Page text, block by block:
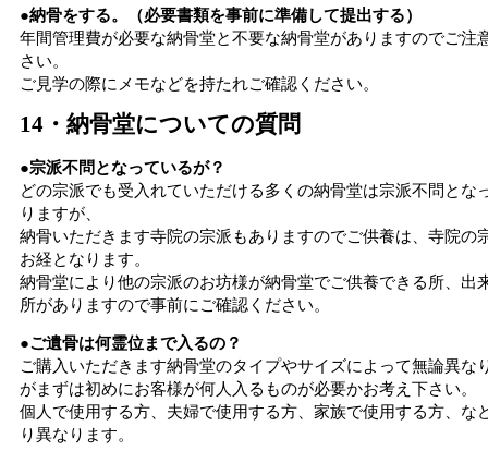
●納骨をする。（必要書類を事前に準備して提出する）
年間管理費が必要な納骨堂と不要な納骨堂がありますのでご注
さい。
ご見学の際にメモなどを持たれご確認ください。
14・納骨堂についての質問
●宗派不問となっているが？
どの宗派でも受入れていただける多くの納骨堂は宗派不問とな
りますが、
納骨いただきます寺院の宗派もありますのでご供養は、寺院の
お経となります。
納骨堂により他の宗派のお坊様が納骨堂でご供養できる所、出
所がありますので事前にご確認ください。
●ご遺骨は何霊位まで入るの？
ご購入いただきます納骨堂のタイプやサイズによって無論異な
がまずは初めにお客様が何人入るものが必要かお考え下さい。
個人で使用する方、夫婦で使用する方、家族で使用する方、な
り異なります。